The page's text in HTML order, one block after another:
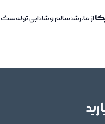
از ما، رشد سالم و شادابی توله